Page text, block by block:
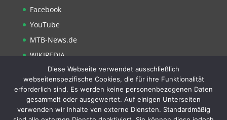
Facebook
YouTube
MTB-News.de
WIKIPEDIA
StravaDiese Webseite verwendet ausschließlich
webseitenspezifische Cookies, die für ihre Funktionalität
erforderlich sind. Es werden keine personenbezogenen Daten
gesammelt oder ausgewertet. Auf einigen Unterseiten
verwenden wir Inhalte von externe Diensten. Standardmäßig